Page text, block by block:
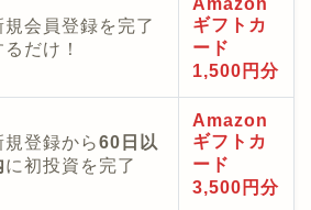
規会員登録を完了
るだけ！
Amazon
ギフトカ
ード
1,500円分
規登録から60日以
に初投資を完了
Amazon
ギフトカ
ード
3,500円分